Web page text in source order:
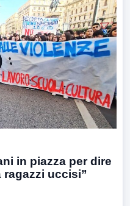
in piazza per dire
ragazzi uccisi”